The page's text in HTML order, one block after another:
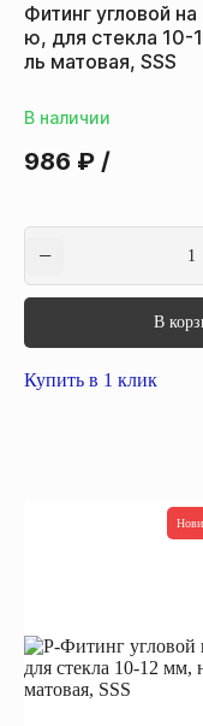
Фитинг угловой
ю, для стекла 10-
ль матовая, SSS
В наличии
986 ₽ /
В
Купить в 1 клик